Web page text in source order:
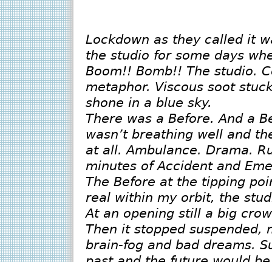
Lockdown as they called it
the studio for some days
Boom!! Bomb!! The studio.
metaphor. Viscous soot
shone in a blue sky.
There was a Before. And a
wasn’t breathing well and
at all. Ambulance. Drama.
minutes of Accident and
The Before at the tipping
real within my orbit, the
At an opening still a big
Then it stopped suspended,
brain-fog and bad dreams.